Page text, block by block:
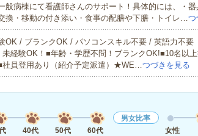
般病棟にて看護師さんのサポート！具体的には、・
換・移動の付き添い・食事の配膳や下膳・トイレ…つ
OK / ブランクOK / パソコンスキル不要 / 英語力不要
未経験OK！■年齢・学歴不問！ブランクOK!■10名以
社員登用あり（紹介予定派遣）★WE…つづきを見る
40代 50代 60代
男女比率
女性